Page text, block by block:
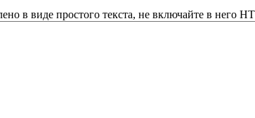
в виде простого текста, не включайте в него